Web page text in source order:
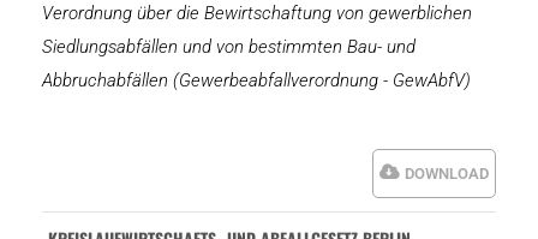
Verordnung über die Bewirtschaftung von gewerblichen
Siedlungsabfällen und von bestimmten Bau- und
Abbruchabfällen (Gewerbeabfallverordnung - GewAbfV)
DOWNLOAD